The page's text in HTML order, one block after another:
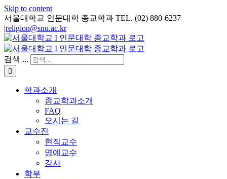
Skip to content
서울대학교 인문대학 종교학과 TEL. (02) 880-6237
|religion@snu.ac.kr
검색 ...
학과소개
종교학과소개
FAQ
오시는 길
교수진
현직교수
명예교수
강사
학부